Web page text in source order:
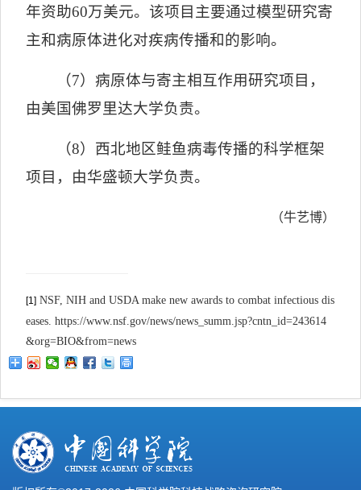
年资助60万美元。该项目主要通过模型研究寄
主和病原体进化对疾病传播和的影响。
（7）病原体与寄主相互作用研究项目，
由美国佛罗里达大学负责。
（8）西北地区鲑鱼病毒传播的科学框架
项目，由华盛顿大学负责。
（牛艺博）
[1] NSF, NIH and USDA make new awards to combat infectious dis
eases. https://www.nsf.gov/news/news_summ.jsp?cntn_id=243614
&org=BIO&from=news